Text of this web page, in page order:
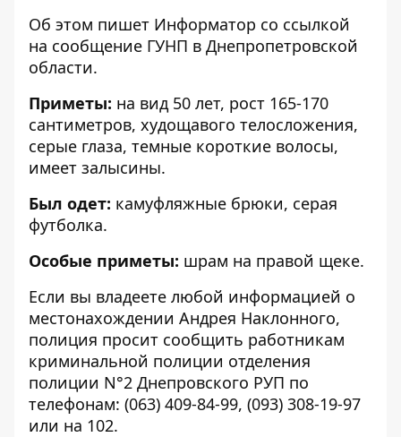
Об этом пишет Информатор со ссылкой
на сообщение ГУНП в Днепропетровской
области.
Приметы: на вид 50 лет, рост 165-170
сантиметров, худощавого телосложения,
серые глаза, темные короткие волосы,
имеет залысины.
Был одет: камуфляжные брюки, серая
футболка.
Особые приметы: шрам на правой щеке.
Если вы владеете любой информацией о
местонахождении Андрея Наклонного,
полиция просит сообщить работникам
криминальной полиции отделения
полиции N°2 Днепровского РУП по
телефонам: (063) 409-84-99, (093) 308-19-97
или на 102.